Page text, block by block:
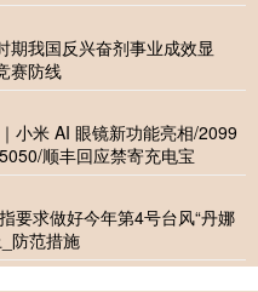
期我国反兴奋剂事业成效显
赛防线
小米 AI 眼镜新功能亮相/2099
顺丰回应禁寄充电宝
要求做好今年第4号台风“丹娜
防范措施